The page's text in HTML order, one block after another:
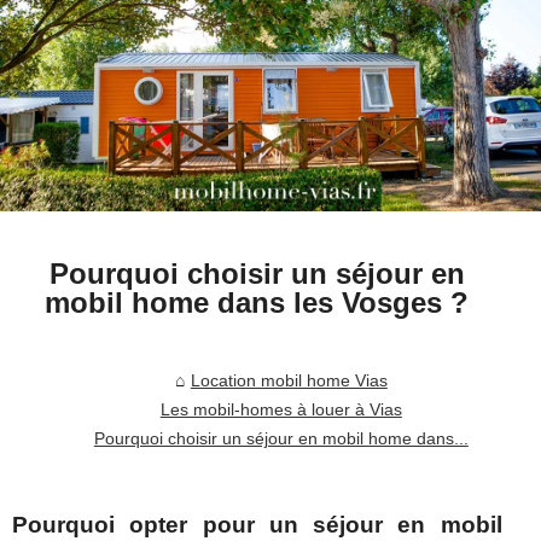
Pourquoi choisir un séjour en
mobil home dans les Vosges ?
Location mobil home Vias
Les mobil-homes à louer à Vias
Pourquoi choisir un séjour en mobil home dans...
Pourquoi opter pour un séjour en mobil